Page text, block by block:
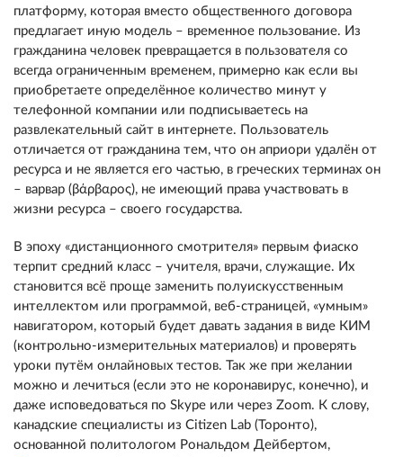
платформу, которая вместо общественного договора
предлагает иную модель – временное пользование. Из
гражданина человек превращается в пользователя со
всегда ограниченным временем, примерно как если вы
приобретаете определённое количество минут у
телефонной компании или подписываетесь на
развлекательный сайт в интернете. Пользователь
отличается от гражданина тем, что он априори удалён от
ресурса и не является его частью, в греческих терминах он
– варвар (βάρβαρος), не имеющий права участвовать в
жизни ресурса – своего государства.
В эпоху «дистанционного смотрителя» первым фиаско
терпит средний класс – учителя, врачи, служащие. Их
становится всё проще заменить полуискусственным
интеллектом или программой, веб-страницей, «умным»
навигатором, который будет давать задания в виде КИМ
(контрольно-измерительных материалов) и проверять
уроки путём онлайновых тестов. Так же при желании
можно и лечиться (если это не коронавирус, конечно), и
даже исповедоваться по Skype или через Zoom. К слову,
канадские специалисты из Citizen Lab (Торонто),
основанной политологом Рональдом Дейбертом,